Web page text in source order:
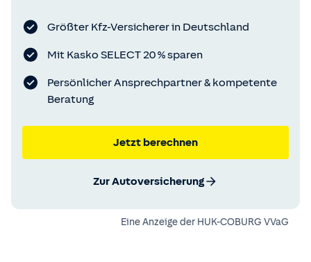
Größter Kfz-Versicherer in Deutschland
Mit Kasko SELECT 20 % sparen
Persönlicher Ansprechpartner & kompetente
Beratung
Jetzt berechnen
Zur Autoversicherung
Eine Anzeige der HUK-COBURG VVaG